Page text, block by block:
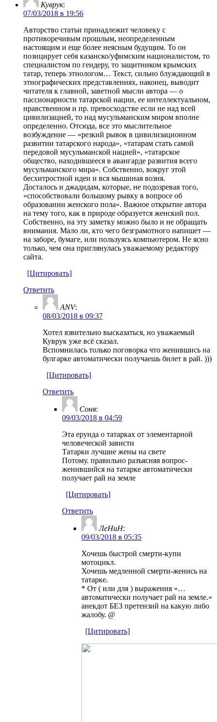
Куврук:
07/03/2018 в 19:56
Авторство статьи принадлежит человеку с
противоречивым прошлым, неопределенным
настоящим и еще более неясным будущим. То он
позицирует себя казанско/уфимским националистом, то
специалистом по гендеру, то защитником крымских
татар, теперь этнологом… Текст, сильно блуждающий в
этнографических представлениях, наконец, выводит
читателя к главной, заветной мысли автора — о
пассионарности татарской нации, ее интеллектуальном,
нравственном и пр. превосходстве если не над всей
цивилизацией, то над мусульманским миром вполне
определенно. Отсюда, все это мыслительное
возбуждение — «резкий рывок в цивилизационном
развитии татарского народа», «татарам стать самой
передовой мусульманской нацией», «татарское
общество, находившееся в авангарде развития всего
мусульманского мира». Собственно, вокруг этой
бесхитростной идеи и вся мышиная возня.
Досталось и джадидам, которые, не подозревая того,
«способствовали большому рывку в вопросе об
образовании женского пола». Важное открытие автора
на тему того, как в природе образуется женский пол.
Собственно, на эту заметку можно было и не обращать
внимания. Мало ли, кто чего безграмотного напишет —
на заборе, бумаге, или пользуясь компьютером. Не ясно
только, чем она приглянулась уважаемому редактору
сайта.
[Цитировать]
Ответить
ANV:
08/03/2018 в 09:37
Хотел язвительно высказаться, но уважаемый
Куврук уже всё сказал.
Вспомнилась только поговорка что женившись на
булгарке автоматически получаешь билет в рай. )))
[Цитировать]
Ответить
Соня:
09/03/2018 в 04:59
Эта ерунда о татарках от элементарной
человеческой зависти
Татарки лучшие жены на свете
Потому. правильно разъясняя вопрос-
женившийся на татарке автоматически
получает рай на земле
[Цитировать]
Ответить
ЛеНиН:
09/03/2018 в 05:35
Хочешь быстрой смерти-купи
мотоцикл.
Хочешь медленной смерти-женись на
татарке.
* От ( или для ) выражения «…
автоматически получает рай на земле.»
анекдот БЕЗ претензий на какую либо
жалобу. @
[Цитировать]